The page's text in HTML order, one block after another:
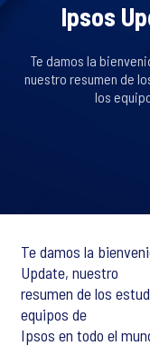
Ipsos
Te damos la
nuestro resumen de
los
Te damos la
Update, nuestro
resumen de los
equipos de
Ipsos en todo el